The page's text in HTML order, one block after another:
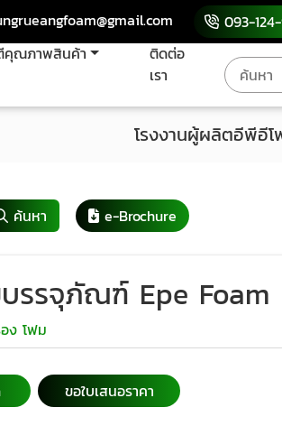
093-
คุณภาพสินค้า
ติดต่อ
เรา
โรงงานผู้ผลิตอีพีอี
ค้นหา e-Brochure
รรจุภัณฑ์ Epe Foam
ง โฟม
ขอใบเสนอราคา